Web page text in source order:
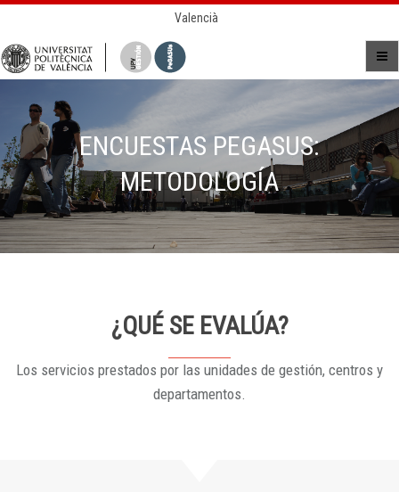
Valencià
ENCUESTAS PEGASUS:
METODOLOGÍA
¿QUÉ SE EVALÚA?
Los servicios prestados por las unidades de gestión, centros y
departamentos.